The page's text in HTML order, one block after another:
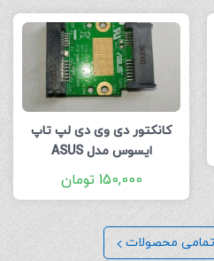
کانکتور دی وی دی لپ تاپ
ایسوس مدل ASUS
CONECTOR DVD F52Q
150,000 تومان
محصولات